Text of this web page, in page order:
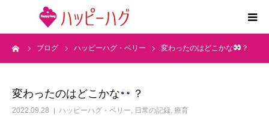
ブログ ハッピーハグ・ベリー 変わったのはどこかな ？
変わったのはどこかな ？
2022.09.28 ハッピーハグ・ベリー, 日常の記録, 療育
2つの特徴